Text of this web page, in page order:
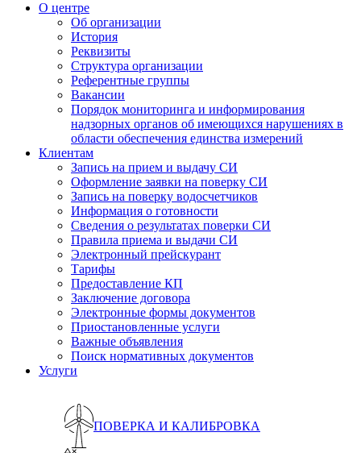
О центре
Об организации
История
Реквизиты
Структура организации
Референтные группы
Вакансии
Порядок мониторинга и информирования
надзорных органов об имеющихся нарушениях в
области обеспечения единства измерений
Клиентам
Запись на прием и выдачу СИ
Оформление заявки на поверку СИ
Запись на поверку водосчетчиков
Информация о готовности
Сведения о результатах поверки СИ
Правила приема и выдачи СИ
Электронный прейскурант
Тарифы
Предоставление КП
Заключение договора
Электронные формы документов
Приостановленные услуги
Важные объявления
Поиск нормативных документов
Услуги
ПОВЕРКА И КАЛИБРОВКА